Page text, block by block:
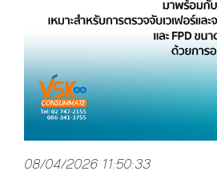
08/04/2026 11:50:33